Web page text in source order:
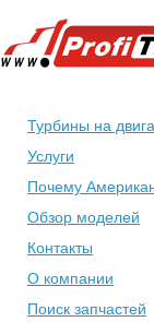
Турбины на
Услуги
Почему
Обзор моделей
Контакты
О компании
Поиск запчастей